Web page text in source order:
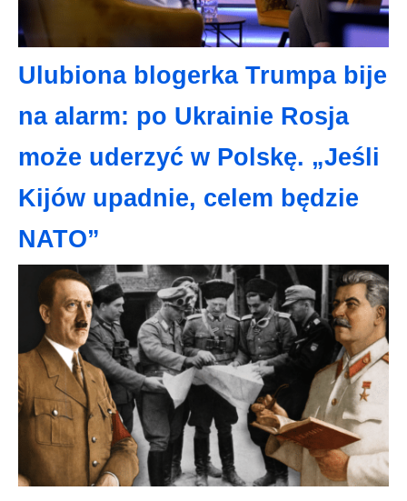
Ulubiona blogerka Trumpa bije
na alarm: po Ukrainie Rosja
może uderzyć w Polskę. „Jeśli
Kijów upadnie, celem będzie
NATO”